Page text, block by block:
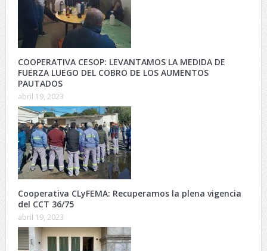
COOPERATIVA CESOP: LEVANTAMOS LA MEDIDA DE
FUERZA LUEGO DEL COBRO DE LOS AUMENTOS
PAUTADOS
abril 19, 2023
Cooperativa CLyFEMA: Recuperamos la plena vigencia
del CCT 36/75
abril 19, 2023